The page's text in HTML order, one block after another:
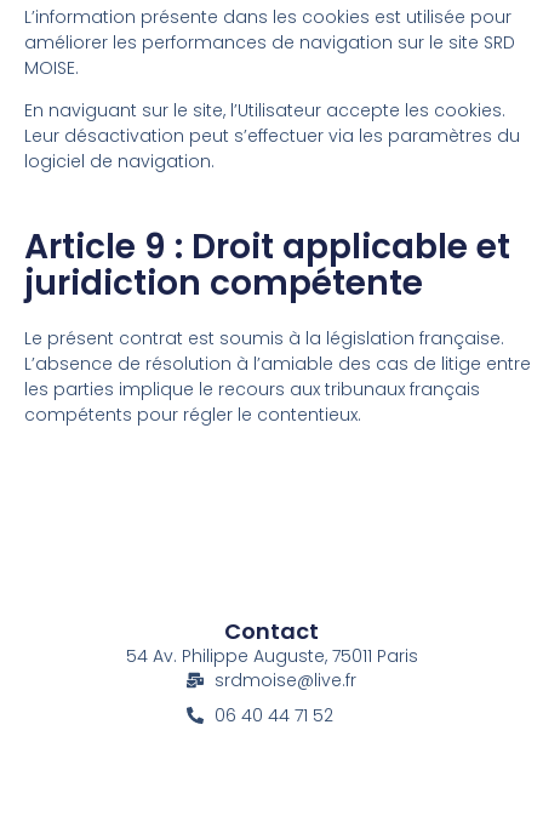
L’information présente dans les cookies est utilisée pour
améliorer les performances de navigation sur le site SRD
MOISE.
En naviguant sur le site, l’Utilisateur accepte les cookies.
Leur désactivation peut s’effectuer via les paramètres du
logiciel de navigation.
Article 9 : Droit applicable et
juridiction compétente
Le présent contrat est soumis à la législation française.
L’absence de résolution à l’amiable des cas de litige entre
les parties implique le recours aux tribunaux français
compétents pour régler le contentieux.
Contact
54 Av. Philippe Auguste, 75011 Paris
srdmoise@live.fr
06 40 44 71 52